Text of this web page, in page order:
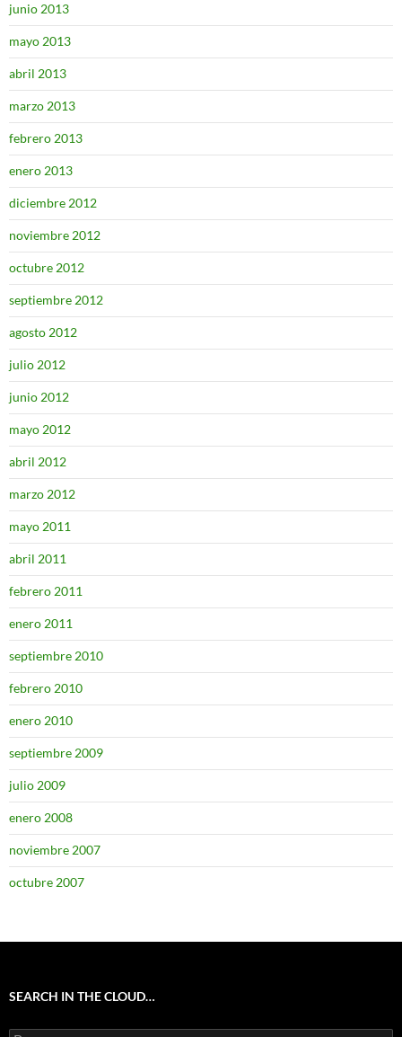
junio 2013
mayo 2013
abril 2013
marzo 2013
febrero 2013
enero 2013
diciembre 2012
noviembre 2012
octubre 2012
septiembre 2012
agosto 2012
julio 2012
junio 2012
mayo 2012
abril 2012
marzo 2012
mayo 2011
abril 2011
febrero 2011
enero 2011
septiembre 2010
febrero 2010
enero 2010
septiembre 2009
julio 2009
enero 2008
noviembre 2007
octubre 2007
SEARCH IN THE CLOUD…